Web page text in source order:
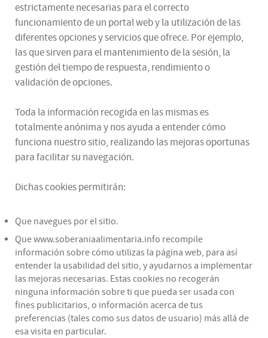
estrictamente necesarias para el correcto
funcionamiento de un portal web y la utilización de las
diferentes opciones y servicios que ofrece. Por ejemplo,
las que sirven para el mantenimiento de la sesión, la
gestión del tiempo de respuesta, rendimiento o
validación de opciones.
Toda la información recogida en las mismas es
totalmente anónima y nos ayuda a entender cómo
funciona nuestro sitio, realizando las mejoras oportunas
para facilitar su navegación.
Dichas cookies permitirán:
Que navegues por el sitio.
Que www.soberaniaalimentaria.info recompile
información sobre cómo utilizas la página web, para así
entender la usabilidad del sitio, y ayudarnos a implementar
las mejoras necesarias. Estas cookies no recogerán
ninguna información sobre ti que pueda ser usada con
fines publicitarios, o información acerca de tus
preferencias (tales como sus datos de usuario) más allá de
esa visita en particular.